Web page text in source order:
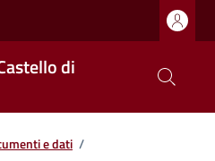
di
e dati /